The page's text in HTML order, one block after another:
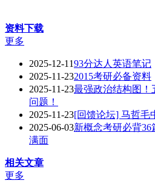
资料下载
更多
2025-12-1193分达人英语笔记
2025-11-232015考研必备资料
2025-11-23最强政治结构图！
问题！
2025-11-23[回馈论坛] 马哲毛
2025-06-03新概念考研必背
满面
相关文章
更多